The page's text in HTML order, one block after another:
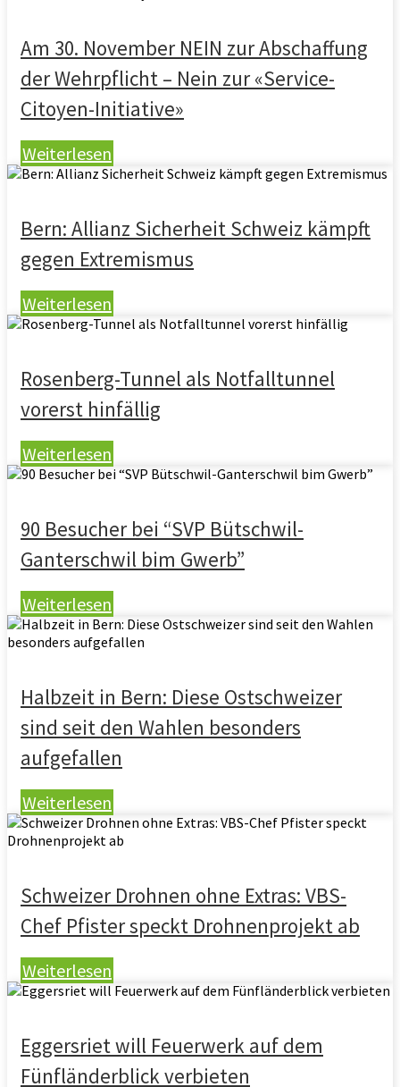
Am 30. November NEIN zur Abschaffung
der Wehrpflicht – Nein zur «Service-
Citoyen-Initiative»
Weiterlesen
Bern: Allianz Sicherheit Schweiz kämpft
gegen Extremismus
Weiterlesen
Rosenberg-Tunnel als Notfalltunnel
vorerst hinfällig
Weiterlesen
90 Besucher bei “SVP Bütschwil-
Ganterschwil bim Gwerb”
Weiterlesen
Halbzeit in Bern: Diese Ostschweizer
sind seit den Wahlen besonders
aufgefallen
Weiterlesen
Schweizer Drohnen ohne Extras: VBS-
Chef Pfister speckt Drohnenprojekt ab
Weiterlesen
Eggersriet will Feuerwerk auf dem
Fünfländerblick verbieten